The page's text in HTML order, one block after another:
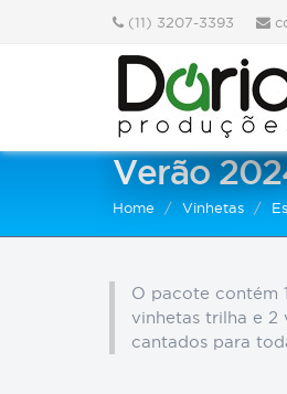
(11) 3207-3393
Verão
Home Vinhetas
O pacote contém
vinhetas trilha e 2
cantados para